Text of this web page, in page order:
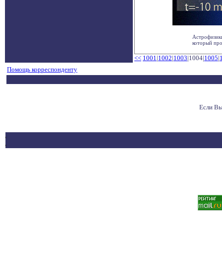
который
<< 1001|1002|1003|1004|1005|
Помощь корреспонденту
Если